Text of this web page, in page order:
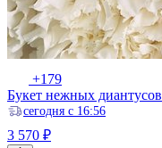
+179
Букет нежных диантусов
ceгодня с 16:56
3 570 ₽